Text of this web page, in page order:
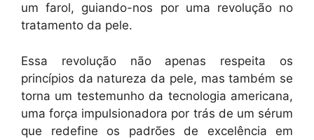
um farol, guiando-nos por uma revolução no
tratamento da pele.
Essa revolução não apenas respeita os
princípios da natureza da pele, mas também se
torna um testemunho da tecnologia americana,
uma força impulsionadora por trás de um sérum
que redefine os padrões de excelência em